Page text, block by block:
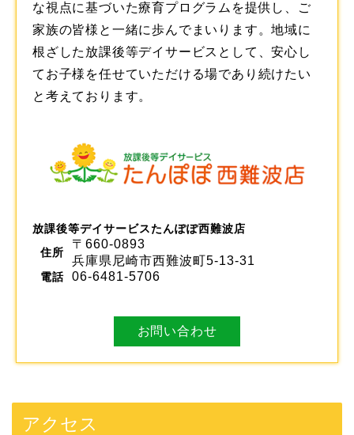
な視点に基づいた療育プログラムを提供し、ご
家族の皆様と一緒に歩んでまいります。地域に
根ざした 放課後等デイサービス として、安心し
てお子様を任せていただける場であり続けたい
と考えております。
放課後等デイサービスたんぽぽ西難波店
住所
〒660-0893
兵庫県尼崎市西難波町5-13-31
電話 06-6481-5706
お問い合わせ
アクセス